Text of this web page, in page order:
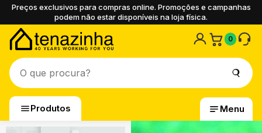
Preços exclusivos para compras online. Promoções e campanhas
podem não estar disponíveis na loja física.
0
Produtos Menu